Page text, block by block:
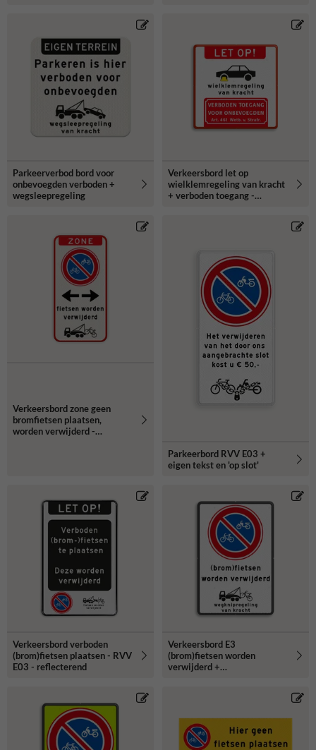
Parkeerverbod bord voor
onbevoegden verboden +
wegsleepregeling
Verkeersbord let op
wielklemregeling van kracht
+ verboden toegang -
Verkeersbord zone geen
bromfietsen plaatsen,
worden verwijderd -
Parkeerbord RVV E03 +
eigen tekst en 'op slot'
Verkeersbord verboden
(brom)fietsen plaatsen - RVV
E03 - reflecterend
Verkeersbord E3
(brom)fietsen worden
verwijderd +